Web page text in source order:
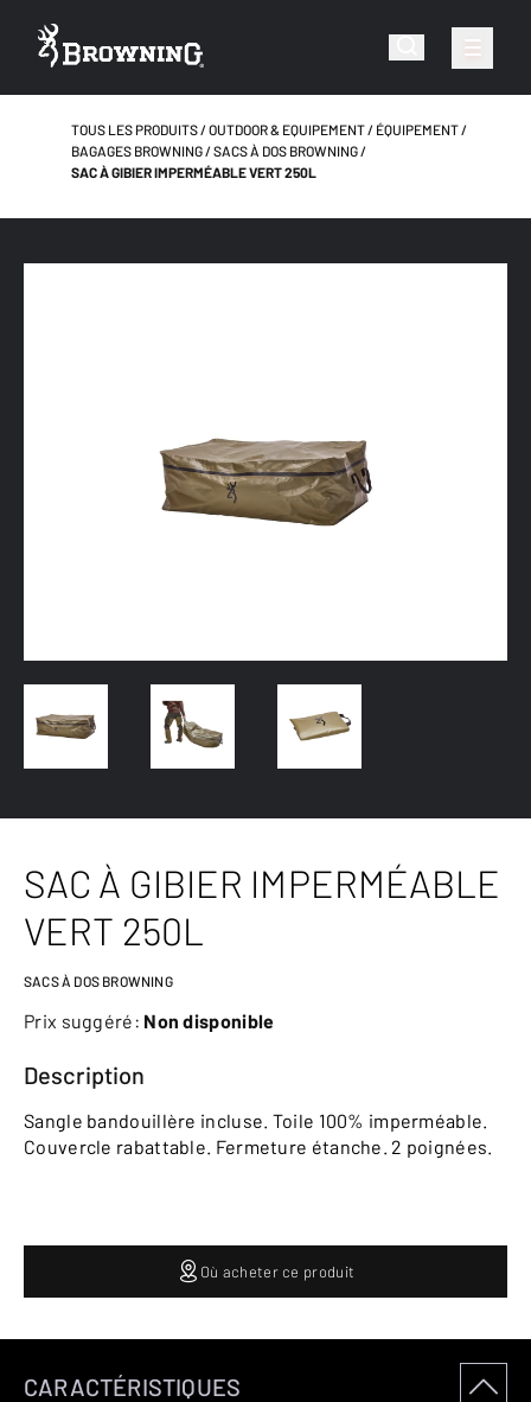
TOUS LES PRODUITS OUTDOOR & EQUIPEMENT
ÉQUIPEMENT
BAGAGES BROWNING
SACS À DOS BROWNING
SAC À GIBIER IMPERMÉABLE VERT 250L
SAC À GIBIER IMPERMÉABLE
VERT 250L
SACS À DOS BROWNING
Prix suggéré: Non disponible
Description
Sangle bandouillère incluse. Toile 100% imperméable.
Couvercle rabattable. Fermeture étanche. 2 poignées.
Où acheter ce produit
CARACTÉRISTIQUES